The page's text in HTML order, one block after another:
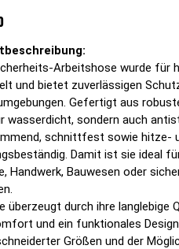
Arbeitshose wurde für
und bietet zuverlässigen
Gefertigt aus
wasserdicht, sondern auch
schnittfest sowie hitze-
Damit ist sie ideal
Handwerk, Bauwesen oder
überzeugt durch ihre langlebige
und ein funktionales
Größen und der